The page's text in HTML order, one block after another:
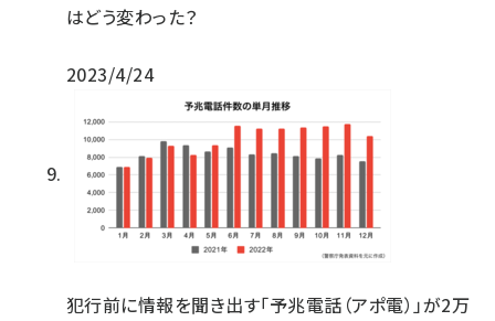
はどう変わった？
2023/4/24
犯行前に情報を聞き出す「予兆電話（アポ電）」が2万